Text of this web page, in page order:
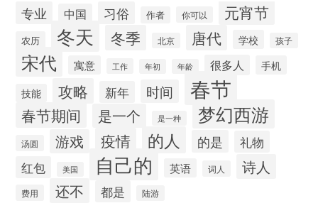
专业 中国 习俗 作者 你可以 元宵节
农历 冬天 冬季 北京 唐代 学校 孩子
宋代 寓意 工作 年初 年龄 很多人 手机
技能 攻略 新年 时间 春节
春节期间 是一个 是一种 梦幻西游
汤圆 游戏 疫情 的人 的是
礼物
红包
美国 自己的 英语 词人 诗人
费用 还不 都是 陆游